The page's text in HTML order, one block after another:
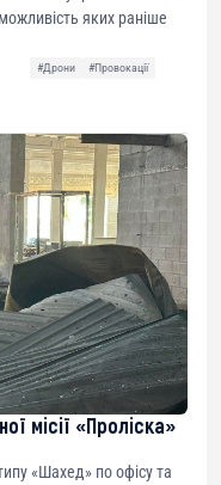
яких раніше
#Дрони
#Провокації
місії «Проліска»
«Шахед» по офісу та